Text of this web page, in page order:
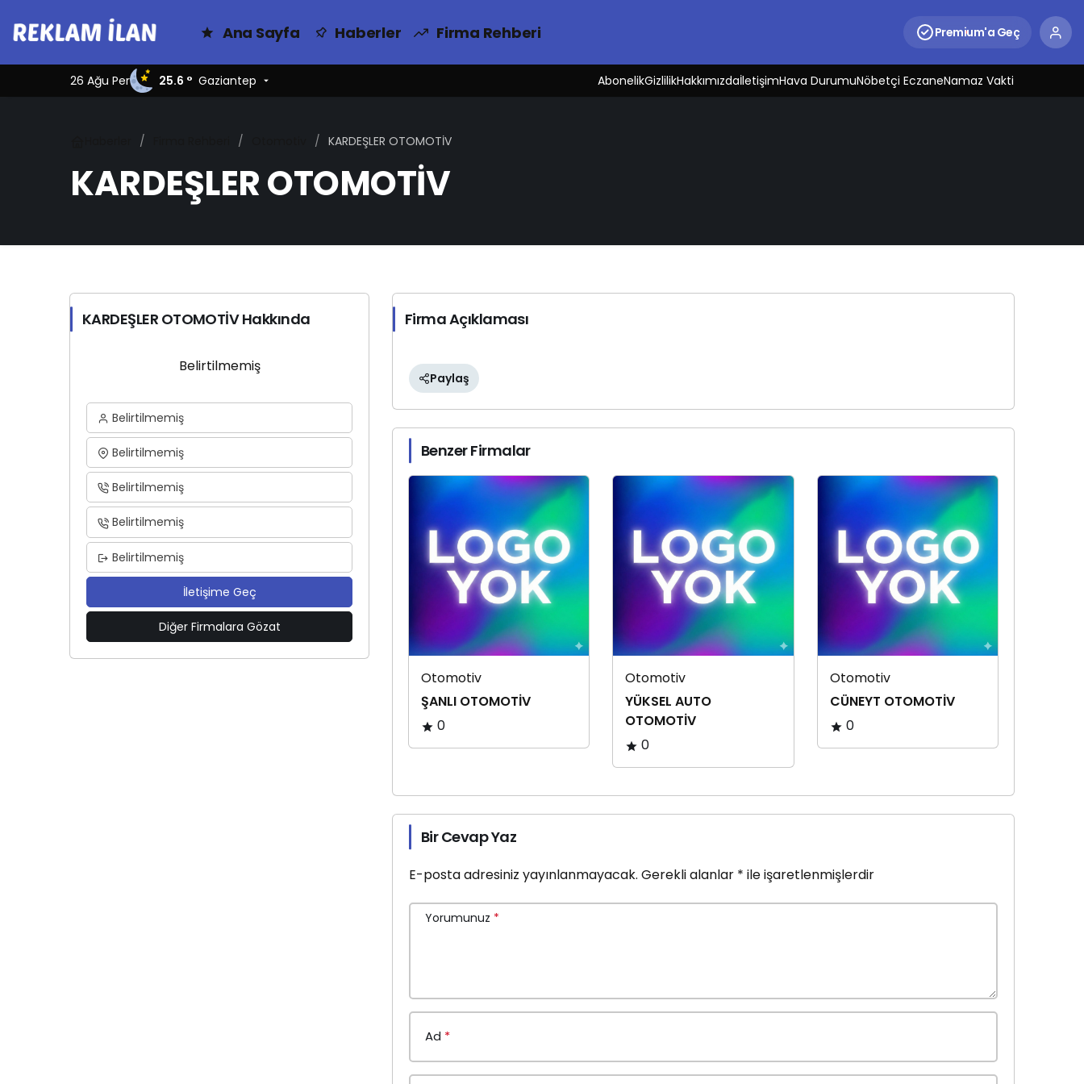
Ana Sayfa Haberler Firma Rehberi Premium'a Geç
26 Ağu Per 25.6 ° Gaziantep AbonelikGizlilikHakkımızdaİletişimHava DurumuNöbetçi EczaneNamaz Vakti
KARDEŞLER OTOMOTİV
KARDEŞLER OTOMOTİV
KARDEŞLER OTOMOTİV Hakkında
Belirtilmemiş
Belirtilmemiş
Belirtilmemiş
Belirtilmemiş
Belirtilmemiş
Belirtilmemiş
İletişime Geç
Diğer Firmalara Gözat
Firma Açıklaması
Paylaş
Benzer Firmalar
Otomotiv
ŞANLI OTOMOTİV
0
Otomotiv
YÜKSEL AUTO
OTOMOTİV
0
Otomotiv
CÜNEYT OTOMOTİV
0
Bir Cevap Yaz
E-posta adresiniz yayınlanmayacak. Gerekli alanlar * ile işaretlenmişlerdir
Yorumunuz *
Ad *